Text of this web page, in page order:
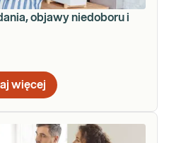
objawy niedoboru i
więcej